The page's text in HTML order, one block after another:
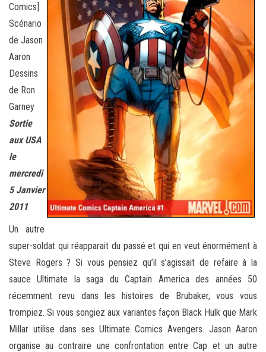
Comics]
Scénario
de Jason
Aaron
Dessins
de Ron
Garney
Sortie
aux USA
le
mercredi
5 Janvier
2011
Un autre
super-soldat qui réapparait du passé et qui en veut énormément à
Steve Rogers ? Si vous pensiez qu’il s’agissait de refaire à la
sauce Ultimate la saga du Captain America des années 50
récemment revu dans les histoires de Brubaker, vous vous
trompiez. Si vous songiez aux variantes façon Black Hulk que Mark
Millar utilise dans ses Ultimate Comics Avengers. Jason Aaron
organise au contraire une confrontation entre Cap et un autre